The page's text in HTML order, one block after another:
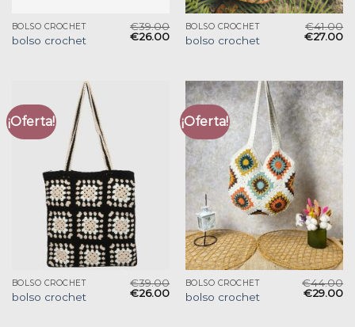
BOLSO CROCHET
bolso crochet
€39.00
€26.00
BOLSO CROCHET
bolso crochet
€41.00
€27.00
¡Oferta!
BOLSO CROCHET
bolso crochet
€39.00
€26.00
¡Oferta!
BOLSO CROCHET
bolso crochet
€44.00
€29.00